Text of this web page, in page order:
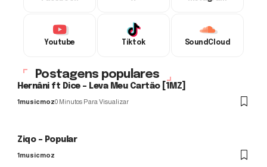
Youtube Tiktok SoundCloud
Postagens populares
Hernâni ft Dice – Leva Meu Cartão [1MZ]
1musicmoz0 Minutos Para Visualizar
Ziqo – Popular
1musicmoz